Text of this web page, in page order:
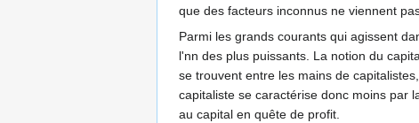
que des facteurs inconnus ne viennent
Parmi les grands courants qui agissent
l'nn des plus puissants. La notion du
se trouvent entre les mains de
capitaliste se caractérise donc moins par
au capital en quête de profit.